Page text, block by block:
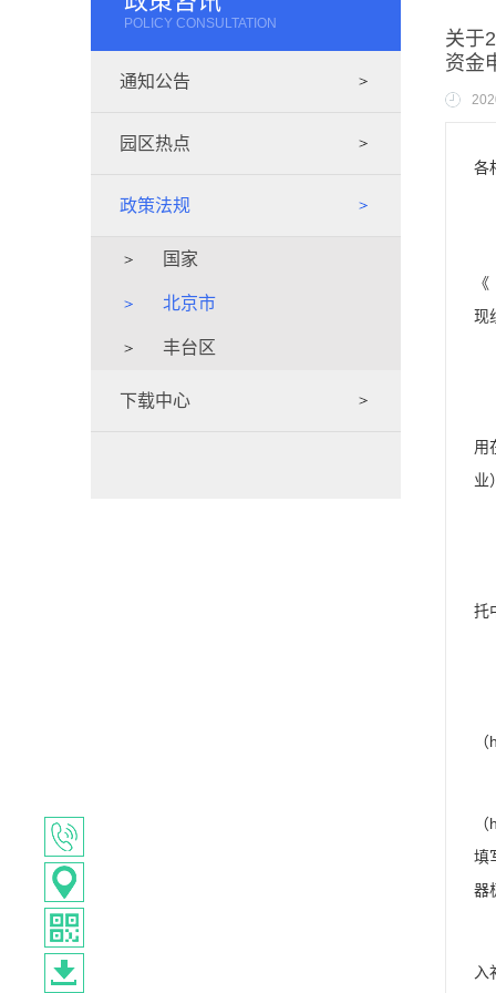
POLICY CONSULTATION
通知公告
园区热点
政策法规
国家
北京市
丰台区
下载中心
关于
资金
各
现
用
业
托
填
器
入